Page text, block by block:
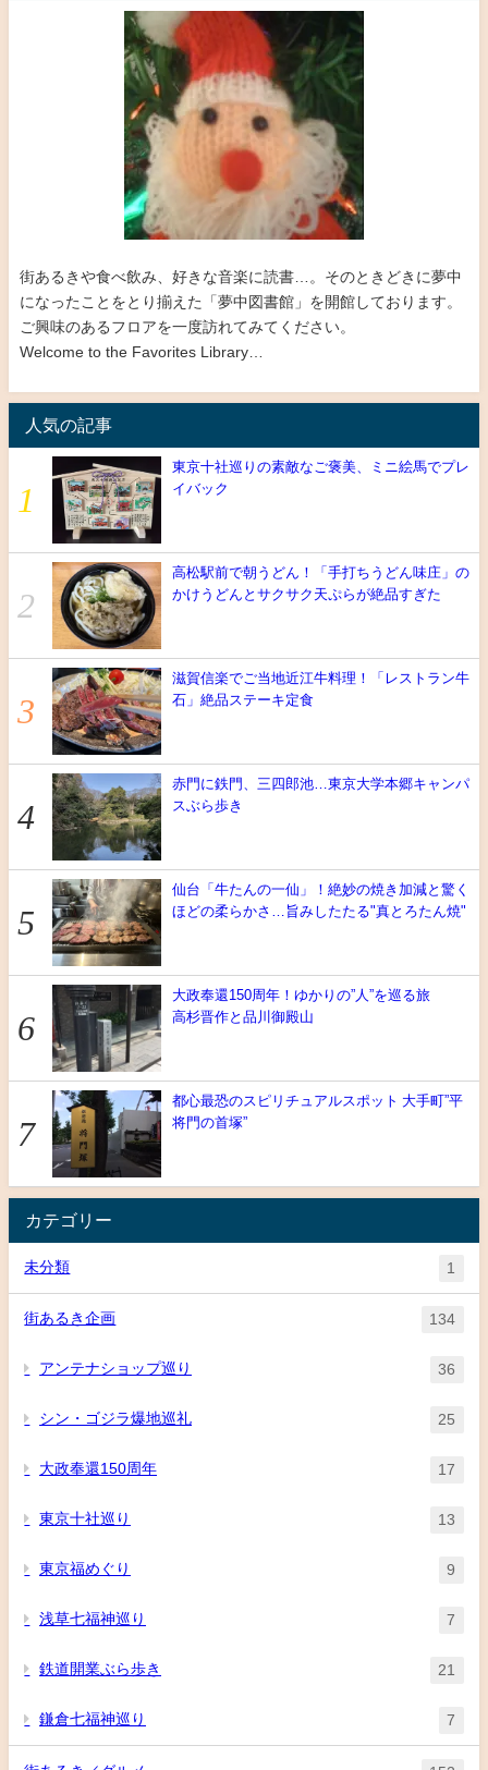
街あるきや食べ飲み、好きな音楽に読書…。そのときどきに夢中
になったことをとり揃えた「夢中図書館」を開館しております。
ご興味のあるフロアを一度訪れてみてください。
Welcome to the Favorites Library…
人気の記事
東京十社巡りの素敵なご褒美、ミニ絵馬でプレ
イバック
高松駅前で朝うどん！「手打ちうどん味庄」の
かけうどんとサクサク天ぷらが絶品すぎた
滋賀信楽でご当地近江牛料理！「レストラン牛
石」絶品ステーキ定食
赤門に鉄門、三四郎池…東京大学本郷キャンパ
スぶら歩き
仙台「牛たんの一仙」！絶妙の焼き加減と驚く
ほどの柔らかさ…旨みしたたる"真とろたん焼"
大政奉還150周年！ゆかりの”人”を巡る旅
高杉晋作と品川御殿山
都心最恐のスピリチュアルスポット 大手町”平
将門の首塚”
カテゴリー
未分類 1
街あるき企画 134
アンテナショップ巡り 36
シン・ゴジラ爆地巡礼 25
大政奉還150周年 17
東京十社巡り 13
東京福めぐり 9
浅草七福神巡り 7
鉄道開業ぶら歩き 21
鎌倉七福神巡り 7